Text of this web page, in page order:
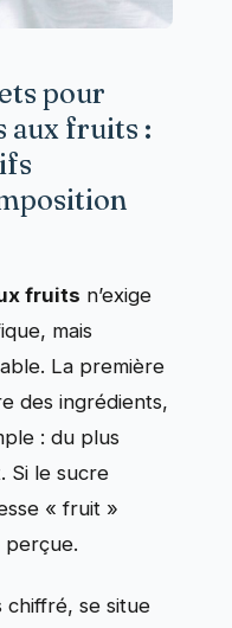
pour
aux fruits :
fruits n’exige
mais
La première
des ingrédients,
: du plus
Si le sucre
« fruit »
perçue.
chiffré, se situe